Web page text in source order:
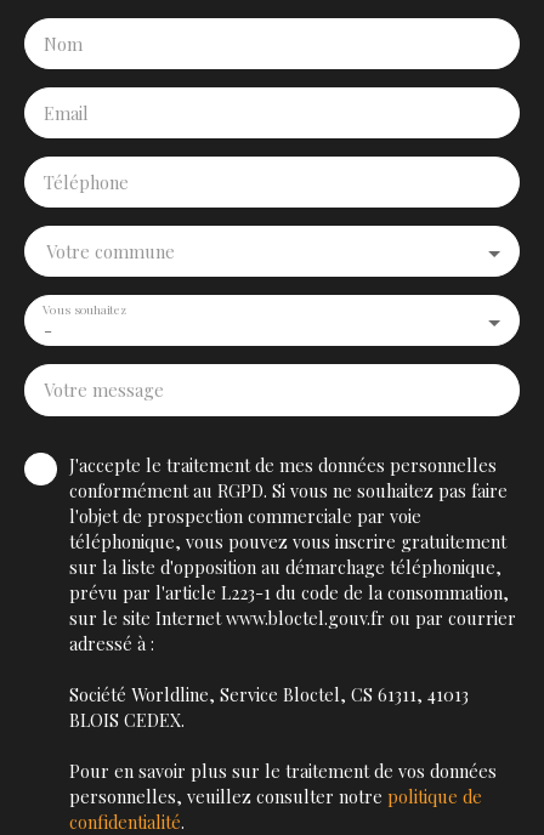
Nom
Email
Téléphone
Votre commune
-
Vous souhaitez
Votre message
J'accepte le traitement de mes données personnelles
conformément au RGPD. Si vous ne souhaitez pas faire
l'objet de prospection commerciale par voie
téléphonique, vous pouvez vous inscrire gratuitement
sur la liste d'opposition au démarchage téléphonique,
prévu par l'article L223-1 du code de la consommation,
sur le site Internet www.bloctel.gouv.fr ou par courrier
adressé à :
Société Worldline, Service Bloctel, CS 61311, 41013
BLOIS CEDEX.
Pour en savoir plus sur le traitement de vos données
personnelles, veuillez consulter notre politique de
confidentialité.